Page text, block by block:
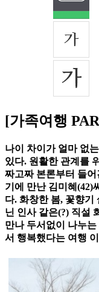
[가족여행
나이 차이가 얼마 없
있다. 원활한 관계를
짜고짜 본론부터 들
기에 만난 김미혜(42)
다. 화창한 봄, 꽃향기
닌 인사 같은(?) 직설
만나 두서없이 나누
서 행복했다는 여행